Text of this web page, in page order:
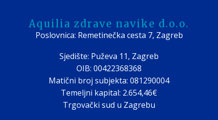
Aquilia zdrave navike d.o.o.
Poslovnica: Remetinečka cesta 7, Zagreb
Sjedište: Puževa 11, Zagreb
OIB: 00422368368
Matični broj subjekta: 081290004
Temeljni kapital: 2.654,46€
Trgovački sud u Zagrebu